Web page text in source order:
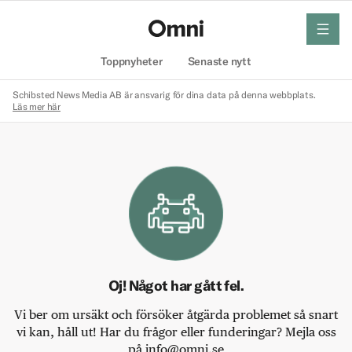
Toppnyheter Senaste nytt
meny
Schibsted News Media AB är ansvarig för dina data på denna webbplats.
Läs mer här
Oj! Något har gått fel.
Vi ber om ursäkt och försöker åtgärda problemet så snart
vi kan, håll ut! Har du frågor eller funderingar? Mejla oss